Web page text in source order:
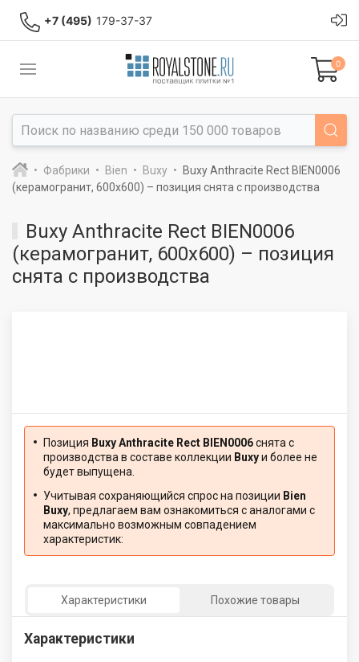
+7 (495) 179-37-37
0
Фабрики Bien Buxy
Buxy Anthracite Rect BIEN0006
(керамогранит, 600x600) – позиция снята с производства
Buxy Anthracite Rect BIEN0006
(керамогранит, 600x600) – позиция
снята с производства
Позиция Buxy Anthracite Rect BIEN0006снята с
производства в составе коллекции Buxyи более не
будет выпущена.
Учитывая сохраняющийся спрос на позиции Bien
Buxy, предлагаем вам ознакомиться с аналогами с
максимально возможным совпадением
характеристик:
Характеристики Похожие товары
Характеристики